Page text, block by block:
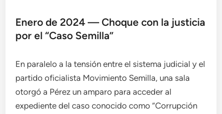
Enero de 2024 — Choque con la justicia
por el “Caso Semilla”
En paralelo a la tensión entre el sistema judicial y el
partido oficialista Movimiento Semilla, una sala
otorgó a Pérez un amparo para acceder al
expediente del caso conocido como “Corrupción